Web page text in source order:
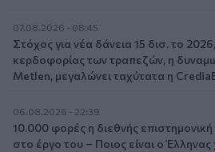
07.08.2026 - 08:45
Στόχος για νέα δάνεια 15 δισ. το
κερδοφορίας των τραπεζών, η
Metlen, μεγαλώνει ταχύτατα η
06.08.2026 - 22:39
10.000 φορές η διεθνής
στο έργο του – Ποιος είναι ο